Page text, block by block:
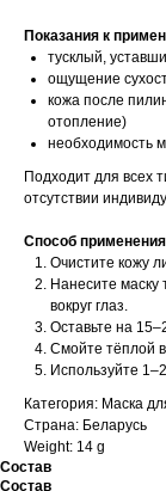
Показания к
тусклый,
ощущение
кожа после
отопление)
необходимость
Подходит для всех
отсутствии
Способ применения
Очистите кожу
Нанесите маску
вокруг глаз.
Оставьте на
Смойте тёплой
Используйте
Категория: Маска
Страна: Беларусь
Weight: 14 g
Состав
Состав